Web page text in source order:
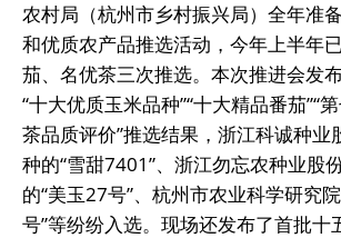
农村局（杭州市乡村振兴局）全年准
和优质农产品推选活动，今年上半年
茄、名优茶三次推选。本次推进会发
“十大优质玉米品种”“十大精品番茄”“
茶品质评价”推选结果，浙江科诚种业
种的“雪甜7401”、浙江勿忘农种业股
的“美玉27号”、杭州市农业科学研究
号”等纷纷入选。现场还发布了首批十